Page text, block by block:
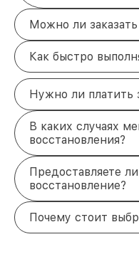
Можно ли
Как быстро
Нужно ли платить
В каких случаях
восстановления?
Предоставляете
восстановление?
Почему стоит